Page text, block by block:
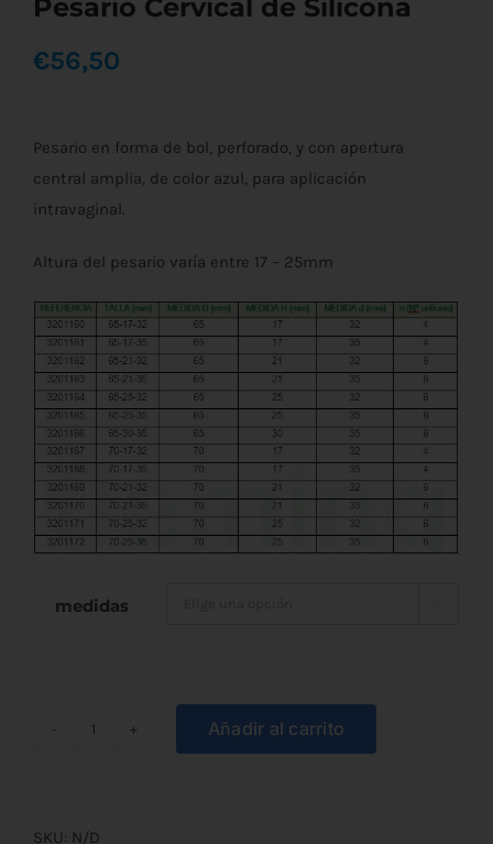
€56,50
Pesario en forma de bol, perforado, y con apertura
central amplia, de color azul, para aplicación
intravaginal.
Altura del pesario varía entre 17 – 25mm
medidas
Silicona
Añadir al carrito
SKU: N/D